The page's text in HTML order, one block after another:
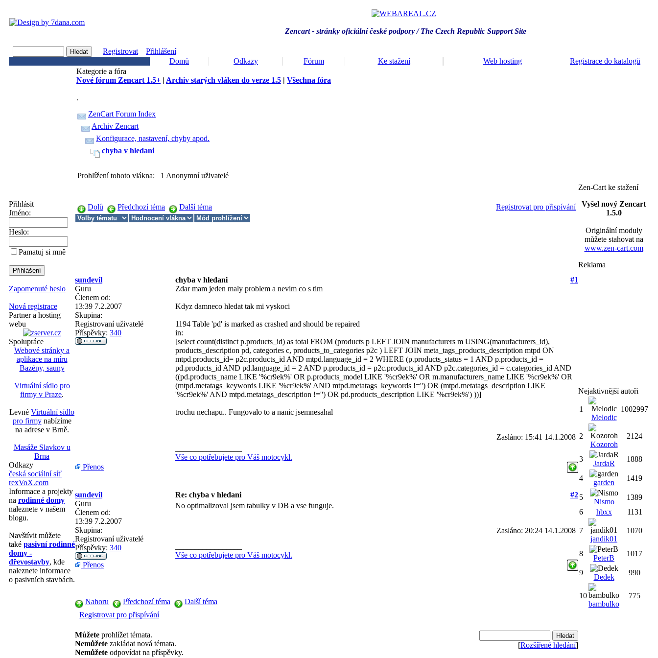
Zencart - stránky oficiální české podpory / The Czech Republic Support Site
Registrovat
Přihlášení
Domů
Odkazy Fórum Ke stažení Web hosting Registrace do katalogů
Přihlásit
Jméno:
Heslo:
Pamatuj si mně
Zapomenuté heslo
Nová registrace
Partner a hosting
webu
Spolupráce
Webové stránky a
aplikace na míru
Bazény, sauny
Virtuální sídlo pro
firmy v Praze.
Levné Virtuální sídlo
pro firmynabízíme
na adrese v Brně.
Masáže Slavkov u
Brna
Odkazy
česká sociální síť
rexVoX.com
Informace a projekty
na rodinné domy
naleznete v našem
blogu.
Navštívit můžete
také pasivní rodinné
domy -
dřevostavby, kde
naleznete informace
o pasivních stavbách.
Kategorie a fóra
Nové fórum Zencart 1.5+ | Archiv starých vláken do verze 1.5 | Všechna fóra
.
ZenCart Forum Index
Archiv Zencart
Konfigurace, nastavení, chyby apod.
chyba v hledani
Prohlížení tohoto vlákna: 1 Anonymní uživatelé
Dolů Předchozí téma Další téma Registrovat pro přispívání
sundevil chyba v hledani
#1
Guru
Členem od:
13:39 7.2.2007
Skupina:
Registrovaní uživatelé
Příspěvky: 340
Zdar mam jeden maly problem a nevim co s tim
Kdyz damneco hledat tak mi vyskoci
1194 Table 'pd' is marked as crashed and should be repaired
in:
[select count(distinct p.products_id) as total FROM (products p LEFT JOIN manufacturers m USING(manufacturers_id),
products_description pd, categories c, products_to_categories p2c ) LEFT JOIN meta_tags_products_description mtpd ON
mtpd.products_id= p2c.products_id AND mtpd.language_id = 2 WHERE (p.products_status = 1 AND p.products_id =
pd.products_id AND pd.language_id = 2 AND p.products_id = p2c.products_id AND p2c.categories_id = c.categories_id AND
((pd.products_name LIKE '%cr9ek%' OR p.products_model LIKE '%cr9ek%' OR m.manufacturers_name LIKE '%cr9ek%' OR
(mtpd.metatags_keywords LIKE '%cr9ek%' AND mtpd.metatags_keywords !='') OR (mtpd.metatags_description LIKE
'%cr9ek%' AND mtpd.metatags_description !='') OR pd.products_description LIKE '%cr9ek%') ))]
trochu nechapu.. Fungovalo to a nanic jsemnesahal
Zasláno: 15:41 14.1.2008
Vše co potřebujete pro Váš motocykl.
Přenos
sundevil Re: chyba v hledani
#2
Guru
Členem od:
13:39 7.2.2007
Skupina:
Registrovaní uživatelé
Příspěvky: 340
No optimalizoval jsem tabulky v DB a vse funguje.
Zasláno: 20:24 14.1.2008
Vše co potřebujete pro Váš motocykl.
Přenos
Nahoru Předchozí téma
Další téma
Registrovat pro přispívání
Můžete prohlížet témata.
Nemůžete zakládat nová témata.
Nemůžete odpovídat na příspěvky.
[Rozšířené hledání]
Zen-Cart ke stažení
Vyšel nový Zencart
1.5.0
Originální moduly
můžete stahovat na
www.zen-cart.com
Reklama
Nejaktivnější autoři
1
Melodic
1002997
2
Kozoroh
2124
3
JardaR
1888
4
garden
1419
5
Nismo
1389
6
hbxx 1131
7
jandik01
1070
8
PeterB
1017
9
Dedek
990
10
bambulko
775